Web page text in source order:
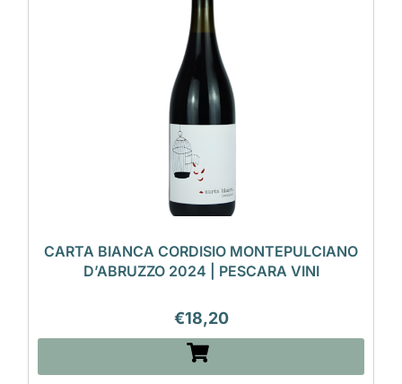
CARTA BIANCA CORDISIO MONTEPULCIANO
D’ABRUZZO 2024 | PESCARA VINI
€18,20